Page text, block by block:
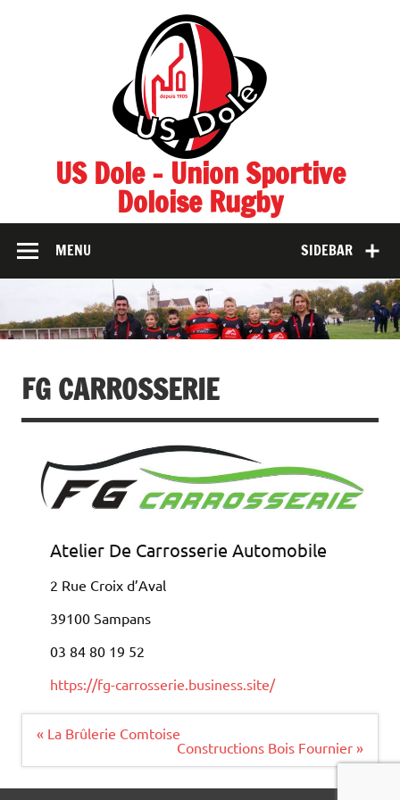
US Dole – Union Sportive
Doloise Rugby
SIDEBAR
MENU
FG CARROSSERIE
Atelier De Carrosserie Automobile
2 Rue Croix d’Aval
39100 Sampans
03 84 80 19 52
https://fg-carrosserie.business.site/
Navigation
« La Brûlerie Comtoise
Constructions Bois Fournier »